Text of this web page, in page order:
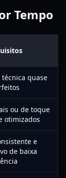
Tempo
quase
ou de toque
otimizados
e
de baixa